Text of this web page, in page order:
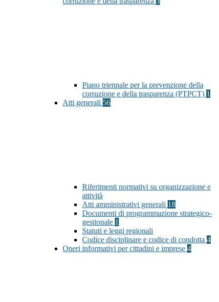
Piano triennale per la prevenzione della
corruzione e della trasparenza (PTPCT) 1
Atti generali 56
Riferimenti normativi su organizzazione e
attività
Atti amministrativi generali 18
Documenti di programmazione strategico-
gestionale 1
Statuti e leggi regionali
Codice disciplinare e codice di condotta 4
Oneri informativi per cittadini e imprese 4